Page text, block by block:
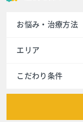
お悩み・治療方法
エリア
こだわり条件